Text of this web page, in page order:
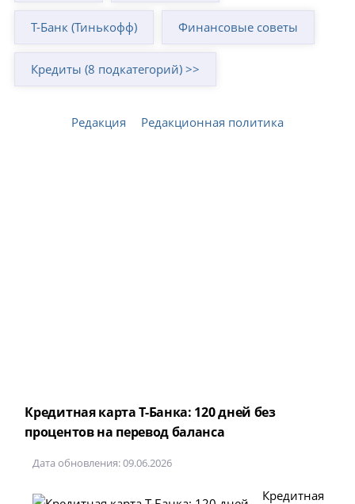
Т-Банк (Тинькофф) Финансовые советы
Кредиты (8 подкатегорий) >>
Редакция Редакционная политика
Кредитная карта Т-Банка: 120 дней без
процентов на перевод баланса
Дата обновления: 09.06.2026
Кредитная